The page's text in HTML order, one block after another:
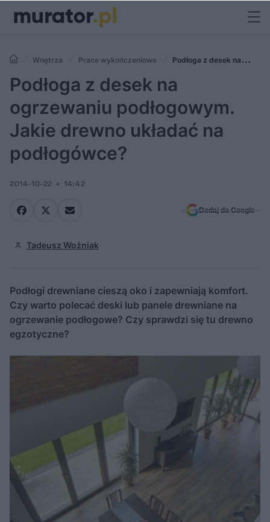
Wnętrza Prace wykończeniowe
Podłoga z desek na
ogrzewaniu podłogowym. Jakie drewno układać na podłogówce?
Podłoga z desek na
ogrzewaniu podłogowym.
Jakie drewno układać na
podłogówce?
2014-10-22 14:42
Dodaj do Google
Tadeusz Woźniak
Podłogi drewniane cieszą oko i zapewniają komfort.
Czy warto polecać deski lub panele drewniane na
ogrzewanie podłogowe? Czy sprawdzi się tu drewno
egzotyczne?